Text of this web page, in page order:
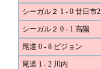
シーガル２ 1 - 0 廿日市2
シーガル２ 0 - 1 高陽
尾道 0 - 8 ピジョン
尾道 1 - 2 川内